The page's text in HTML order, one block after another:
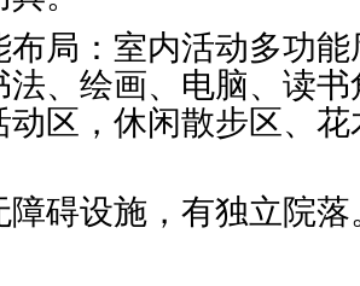
布局：室内活动多功能
法、绘画、电脑、读
动区，休闲散步区、
障碍设施，有独立院